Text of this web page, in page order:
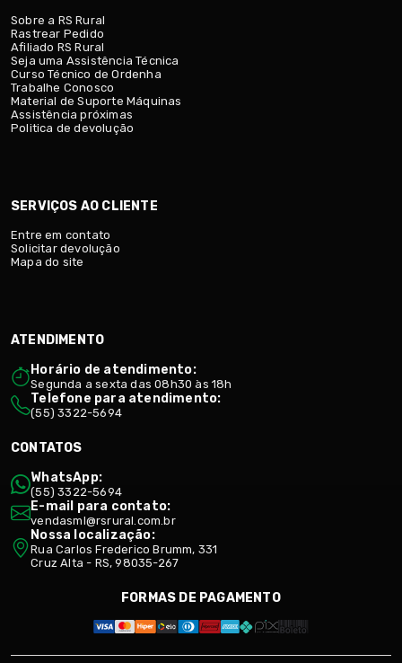
Sobre a RS Rural
Rastrear Pedido
Afiliado RS Rural
Seja uma Assistência Técnica
Curso Técnico de Ordenha
Trabalhe Conosco
Material de Suporte Máquinas
Assistência próximas
Politica de devolução
SERVIÇOS AO CLIENTE
Entre em contato
Solicitar devolução
Mapa do site
ATENDIMENTO
Horário de atendimento:
Segunda a sexta das 08h30 às 18h
Telefone para atendimento:
(55) 3322-5694
CONTATOS
WhatsApp:
(55) 3322-5694
E-mail para contato:
vendasml@rsrural.com.br
Nossa localização:
Rua Carlos Frederico Brumm, 331
Cruz Alta - RS, 98035-267
FORMAS DE PAGAMENTO